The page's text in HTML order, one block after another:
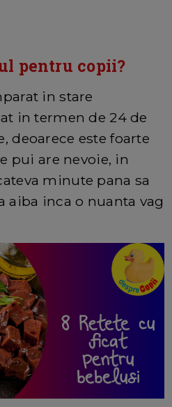
pentru copii?
in stare
in termen de 24 de
deoarece este foarte
pui are nevoie, in
minute pana sa
aiba inca o nuanta vag